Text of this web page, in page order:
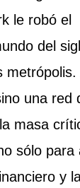
le robó el
del
una red
masa
sólo para
y